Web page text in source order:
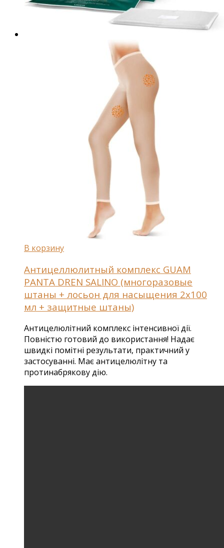
В корзину
Антицеллюлитный комплекс GUAM
PANTA DREN SALINO (многоразовые
штаны + лосьон для насыщения 2х100
мл + защитные штаны)
Антицелюлітний комплекс інтенсивної дії.
Повністю готовий до використання! Надає
швидкі помітні результати, практичний у
застосуванні. Має антицелюлітну та
протинабрякову дію.